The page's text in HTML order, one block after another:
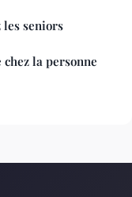
seniors
la personne